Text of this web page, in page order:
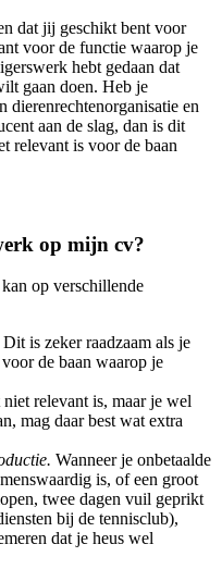
dat jij geschikt bent voor
voor de functie waarop je
hebt gedaan dat
gaan doen. Heb je
dierenrechtenorganisatie en
aan de slag, dan is dit
relevant is voor de baan
op mijn cv?
op verschillende
Dit is zeker raadzaam als je
de baan waarop je
relevant is, maar je wel
mag daar best wat extra
Wanneer je onbetaalde
is, of een groot
twee dagen vuil geprikt
bij de tennisclub),
dat je heus wel